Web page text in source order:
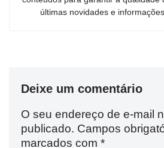
últimas novidades e
Deixe um comentário
O seu endereço de e-mail
publicado. Campos
marcados com *